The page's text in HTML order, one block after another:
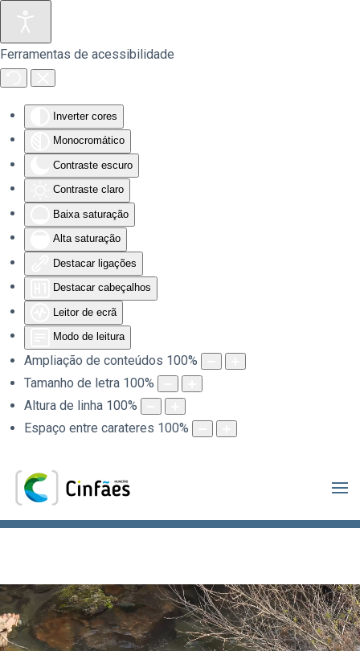
Ferramentas de acessibilidade
Inverter cores
Monocromático
Contraste escuro
Contraste claro
Baixa saturação
Alta saturação
Destacar ligações
Destacar cabeçalhos
Leitor de ecrã
Modo de leitura
Ampliação de conteúdos 100%
Tamanho de letra 100%
Altura de linha 100%
Espaço entre carateres 100%
Saltar para o conteúdo principal
.